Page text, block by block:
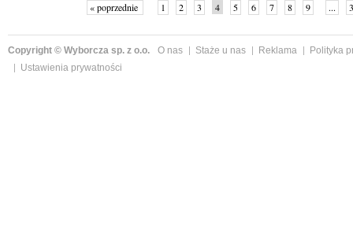
« poprzednie 1 2 3 4 5 6 7 8 9 ...
Copyright © Wyborcza sp. z o.o. O nas Staże u nas Reklama
Polityka
Ustawienia prywatności